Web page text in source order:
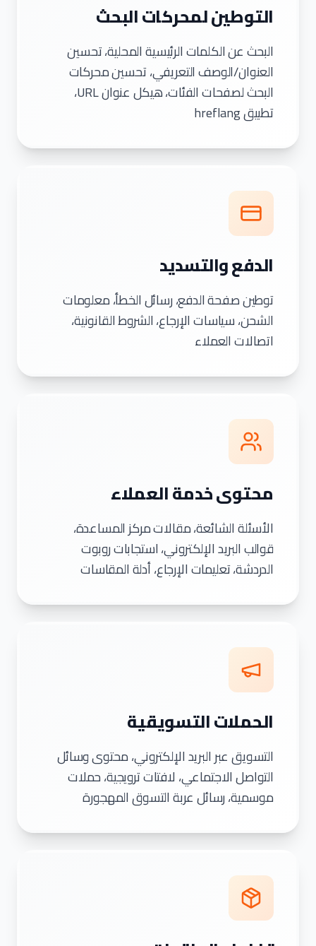
التوطين لمحركات البحث
البحث عن الكلمات الرئيسية المحلية، تحسين
العنوان/الوصف التعريفي، تحسين محركات
البحث لصفحات الفئات، هيكل عنوان URL،
تطبيق hreflang
الدفع والتسديد
توطين صفحة الدفع، رسائل الخطأ، معلومات
الشحن، سياسات الإرجاع، الشروط القانونية،
اتصالات العملاء
محتوى خدمة العملاء
الأسئلة الشائعة، مقالات مركز المساعدة،
قوالب البريد الإلكتروني، استجابات روبوت
الدردشة، تعليمات الإرجاع، أدلة المقاسات
الحملات التسويقية
التسويق عبر البريد الإلكتروني، محتوى وسائل
التواصل الاجتماعي، لافتات ترويجية، حملات
موسمية، رسائل عربة التسوق المهجورة